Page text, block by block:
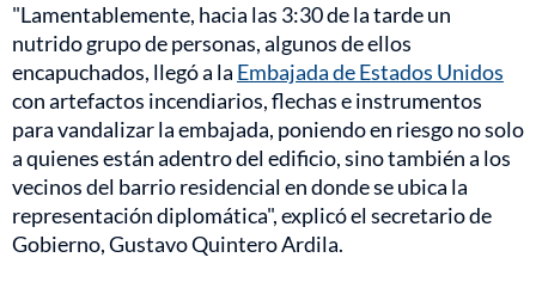
"Lamentablemente, hacia las 3:30 de la tarde un
nutrido grupo de personas, algunos de ellos
encapuchados, llegó a la Embajada de Estados Unidos
con artefactos incendiarios, flechas e instrumentos
para vandalizar la embajada, poniendo en riesgo no solo
a quienes están adentro del edificio, sino también a los
vecinos del barrio residencial en donde se ubica la
representación diplomática", explicó el secretario de
Gobierno, Gustavo Quintero Ardila.